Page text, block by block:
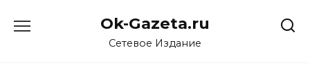
Ok-Gazeta.ru
Сетевое Издание